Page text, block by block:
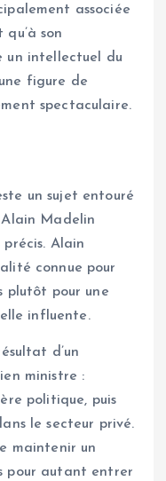
associée
son
un intellectuel du
figure de
spectaculaire.
un sujet entouré
Madelin
Alain
connue pour
plutôt pour une
influente.
d’un
ministre :
politique, puis
le secteur privé.
maintenir un
pour autant entrer